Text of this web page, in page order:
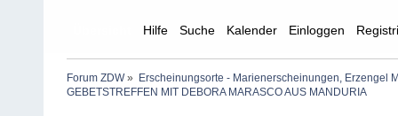
Hilfe Suche Kalender Einloggen
Forum ZDW»
Erscheinungsorte - Marienerscheinungen, Erzengel
GEBETSTREFFEN MIT DEBORA MARASCO AUS MANDURIA